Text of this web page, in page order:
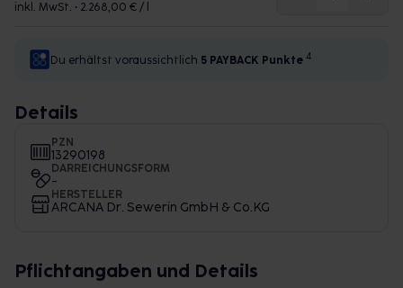
inkl. MwSt. • 2.268,00 € / l
Du erhältst voraussichtlich 5 PAYBACK Punkte 4
Details
PZN
13290198
DARREICHUNGSFORM
-
HERSTELLER
ARCANA Dr. Sewerin GmbH & Co.KG
Pflichtangaben und Details